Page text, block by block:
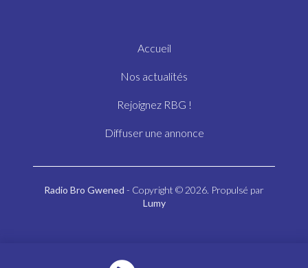
Accueil
Nos actualités
Rejoignez RBG !
Diffuser une annonce
Radio Bro Gwened - Copyright © 2026. Propulsé par
Lumy